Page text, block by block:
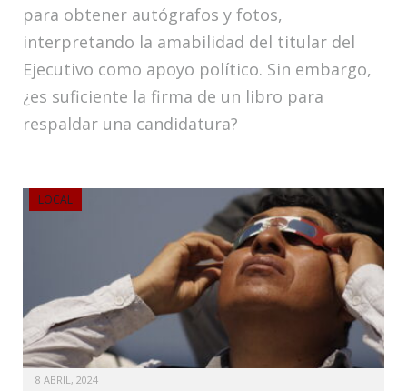
para obtener autógrafos y fotos,
interpretando la amabilidad del titular del
Ejecutivo como apoyo político. Sin embargo,
¿es suficiente la firma de un libro para
respaldar una candidatura?
LOCAL
8 ABRIL, 2024